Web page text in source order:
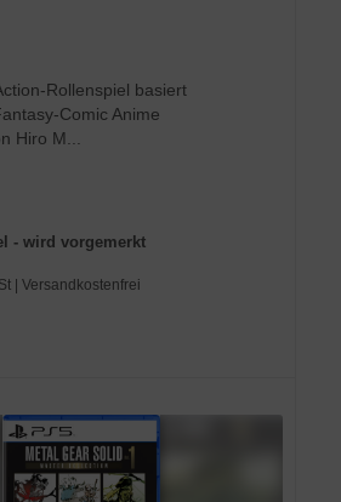
Rollenspiel basiert
Comic Anime
Hiro M...
- wird vorgemerkt
| Versandkostenfrei